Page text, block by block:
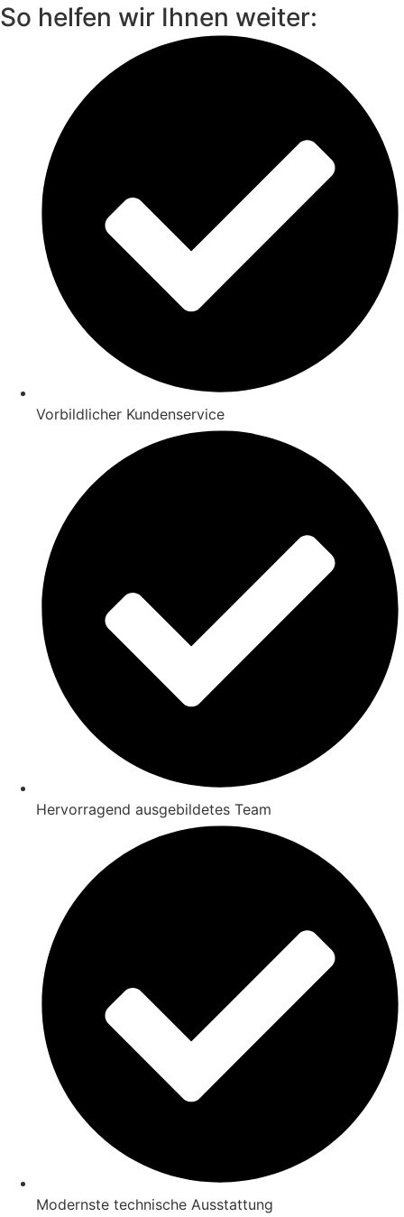
So helfen wir Ihnen weiter:
Vorbildlicher Kundenservice
Hervorragend ausgebildetes Team
Modernste technische Ausstattung